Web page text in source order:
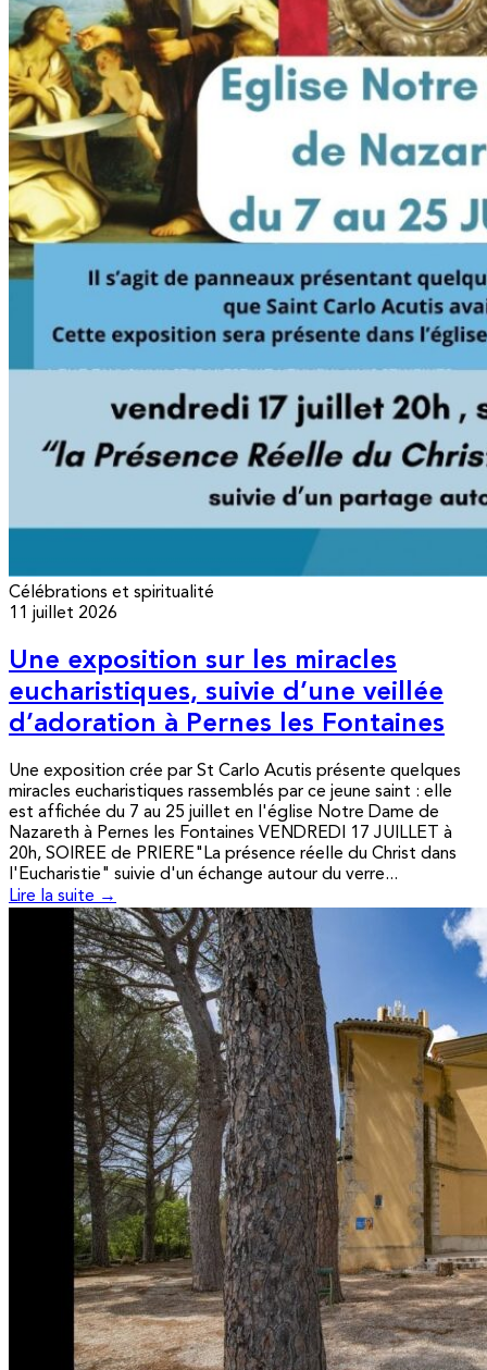
Célébrations et spiritualité
11 juillet 2026
Une exposition sur les miracles
eucharistiques, suivie d’une veillée
d’adoration à Pernes les Fontaines
Une exposition crée par St Carlo Acutis présente quelques
miracles eucharistiques rassemblés par ce jeune saint : elle
est affichée du 7 au 25 juillet en l'église Notre Dame de
Nazareth à Pernes les Fontaines VENDREDI 17 JUILLET à
20h, SOIREE de PRIERE"La présence réelle du Christ dans
l'Eucharistie" suivie d'un échange autour du verre...
Lire la suite →